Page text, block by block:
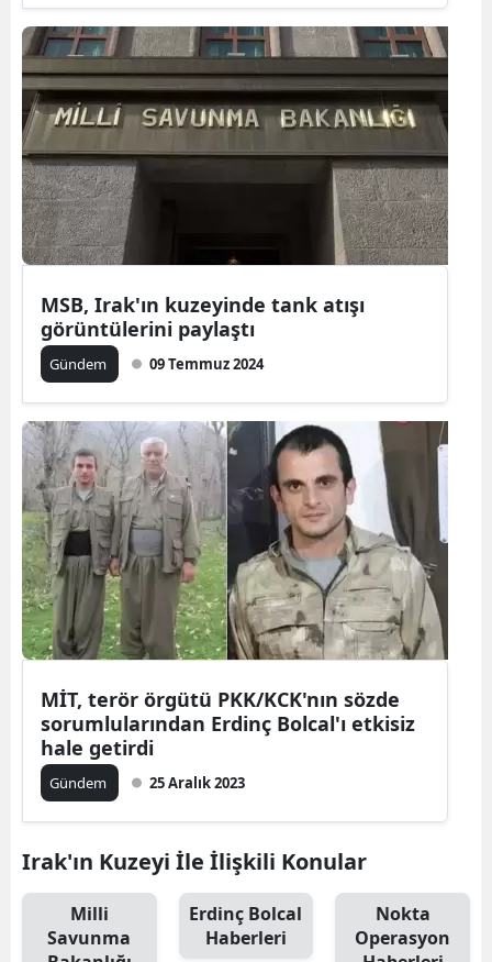
MSB, Irak'ın kuzeyinde tank atışı
görüntülerini paylaştı
Gündem 09 Temmuz 2024
MİT, terör örgütü PKK/KCK'nın sözde
sorumlularından Erdinç Bolcal'ı etkisiz
hale getirdi
Gündem 25 Aralık 2023
Irak'ın Kuzeyi İle İlişkili Konular
Milli
Savunma
Erdinç Bolcal
Haberleri
Nokta
Operasyon